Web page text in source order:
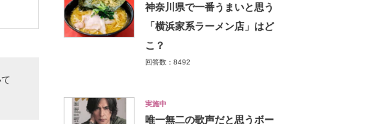
神奈川県で一番うまいと思う
「横浜家系ラーメン店」はど
こ？
回答数：8492
実施中
唯一無二の歌声だと思うボー